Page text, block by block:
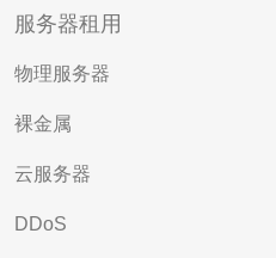
服务器租用
物理服务器
裸金属
云服务器
DDoS